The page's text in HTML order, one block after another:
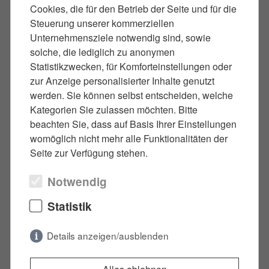
Wann kann eine Aussage
sinnvoll sein?
Eine Aussage kann dann sinnvoll sein, wenn Sie
wissen, welche Beweise gegen Sie vorliegen und
wie Sie sich rechtlich einordnen. Ihr
Strafverteidiger prüft gemeinsam mit Ihnen, ob
eine Einlassung (schriftlich oder mündlich)
wird, bis alle Fakten klar sind. In vielen Fällen
anwaltliche Intervention eine Einstellung erreicht
werden.
Cookies, die für den Betrieb der Seite und für die
Steuerung unserer kommerziellen
Unternehmensziele notwendig sind, sowie
solche, die lediglich zu anonymen
Statistikzwecken, für Komforteinstellungen oder
zur Anzeige personalisierter Inhalte genutzt
werden. Sie können selbst entscheiden, welche
Kategorien Sie zulassen möchten. Bitte
beachten Sie, dass auf Basis Ihrer Einstellungen
womöglich nicht mehr alle Funktionalitäten der
Seite zur Verfügung stehen.
Notwendig
Statistik
Details anzeigen/ausblenden